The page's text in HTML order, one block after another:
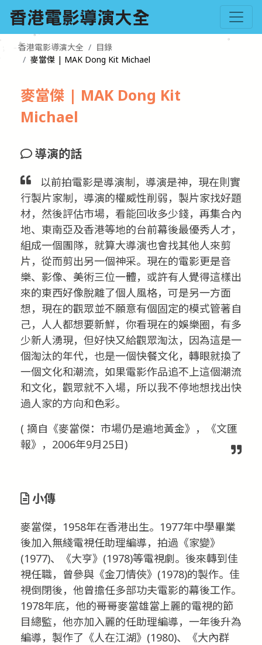
香港電影導演大全
目錄
麥當傑 | MAK Dong Kit Michael
麥當傑 | MAK Dong Kit
Michael
導演的話
以前拍電影是導演制，導演是神，現在則實
行製片家制，導演的權威性削弱，製片家找好題
材，然後評估市場，看能回收多少錢，再集合內
地、東南亞及香港等地的台前幕後最優秀人才，
組成一個團隊，就算大導演也會找其他人來剪
片，從而剪出另一個神采。現在的電影更是音
樂、影像、美術三位一體，或許有人覺得這樣出
來的東西好像脫離了個人風格，可是另一方面
想，現在的觀眾並不願意有個固定的模式管著自
己，人人都想要新鮮，你看現在的娛樂圈，有多
少新人湧現，但好快又給觀眾淘汰，因為這是一
個淘汰的年代，也是一個快餐文化，轉眼就換了
一個文化和潮流，如果電影作品追不上這個潮流
和文化，觀眾就不入場，所以我不停地想找出快
過人家的方向和色彩。
( 摘自《麥當傑：市場仍是遍地黃金》，《文匯
報》，2006年9月25日)
小傳
麥當傑，1958年在香港出生。1977年中學畢業
後加入無綫電視任助理編導，拍過《家變》
(1977)、《大亨》(1978)等電視劇。後來轉到佳
視任職，曾參與《金刀情俠》(1978)的製作。佳
視倒閉後，他曾擔任多部功夫電影的幕後工作。
1978年底，他的哥哥麥當雄當上麗的電視的節
目總監，他亦加入麗的任助理編導，一年後升為
編導，製作了《人在江湖》(1980)、《大內群